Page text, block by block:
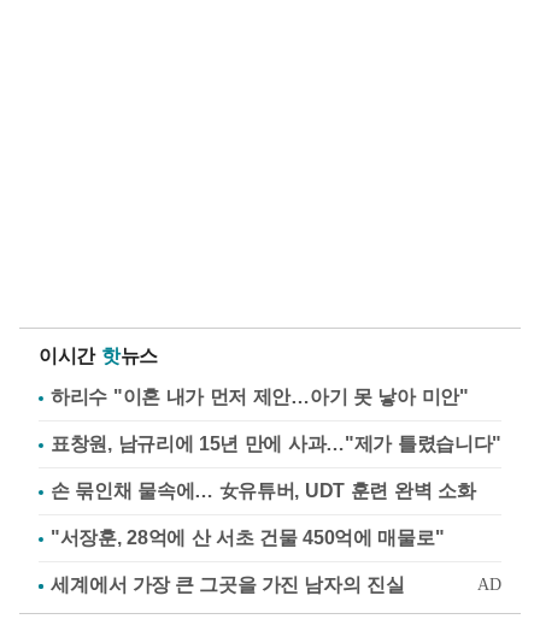
이시간 핫뉴스
하리수 "이혼 내가 먼저 제안…아기 못 낳아 미안"
표창원, 남규리에 15년 만에 사과…"제가 틀렸습니다"
손 묶인채 물속에… 女유튜버, UDT 훈련 완벽 소화
"서장훈, 28억에 산 서초 건물 450억에 매물로"